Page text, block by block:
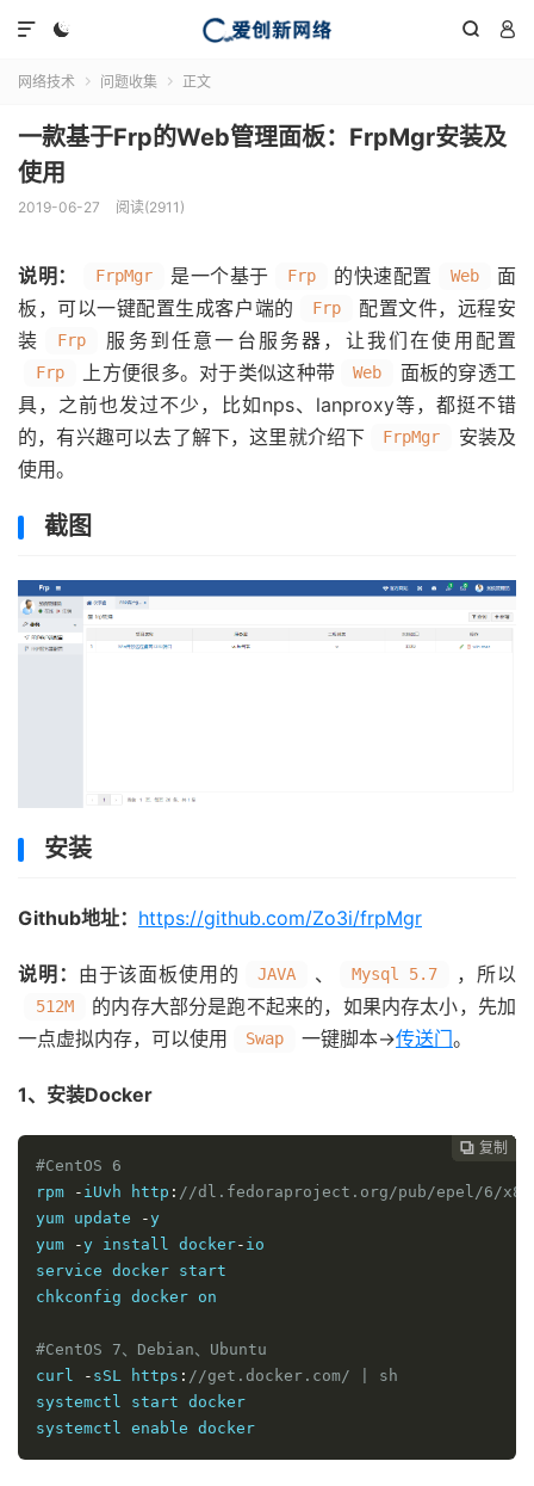
  

网络技术  问题收集  正文
一款基于Frp的Web管理面板：FrpMgr安装及
使用
2019-06-27 阅读(2911)
说明： FrpMgr 是一个基于 Frp 的快速配置 Web
面
板，可以一键配置生成客户端的
Frp
配置文件，远程安
装
Frp 服务到任意一台服务器，让我们在使用配置
Frp 上方便很多。对于类似这种带 Web
面板的穿透工
具，之前也发过不少，比如nps、lanproxy等，都挺不错
的，有兴趣可以去了解下，这里就介绍下
FrpMgr
安装及
使用。
截图
安装
Github地址： https://github.com/Zo3i/frpMgr
说明： 由于该面板使用的 JAVA 、 Mysql 5.7 ，所以
512M
的内存大部分是跑不起来的，如果内存太小，先加
一点虚拟内存，可以使用
Swap 一键脚本→传送门。
1、安装Docker
 复制
 复制
 复制
 复制
 复制
 复制
 复制
 复制
#CentOS 6
rpm
- iUvh http : //dl.fedoraproject.org/pub/epel/6/
yum update
-y
yum
-y install docker- io
service docker start
chkconfig docker on
#CentOS 7、Debian、Ubuntu
curl
- sSL https : //get.docker.com/ | sh
systemctl start docker
systemctl enable docker